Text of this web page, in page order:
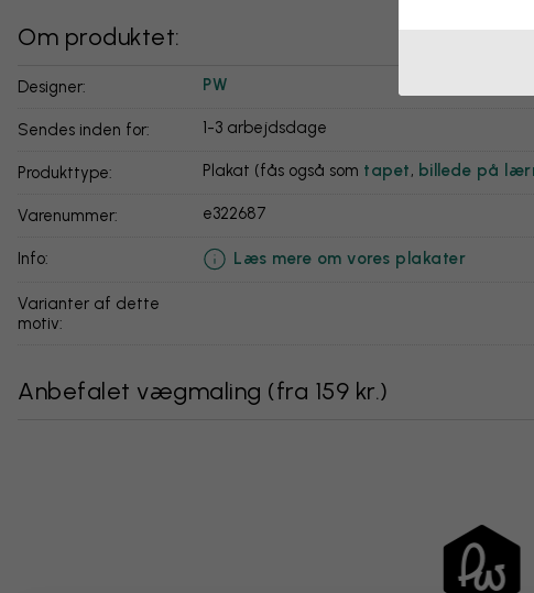
Om produktet:
Designer: PW
Sendes inden for: 1-3 arbejdsdage
Produkttype: Plakat (fås også som tapet, billede på
Varenummer: e322687
info: Læs mere om vores plakater
Varianter af dette
motiv:
Anbefalet vægmaling (fra 159 kr.)